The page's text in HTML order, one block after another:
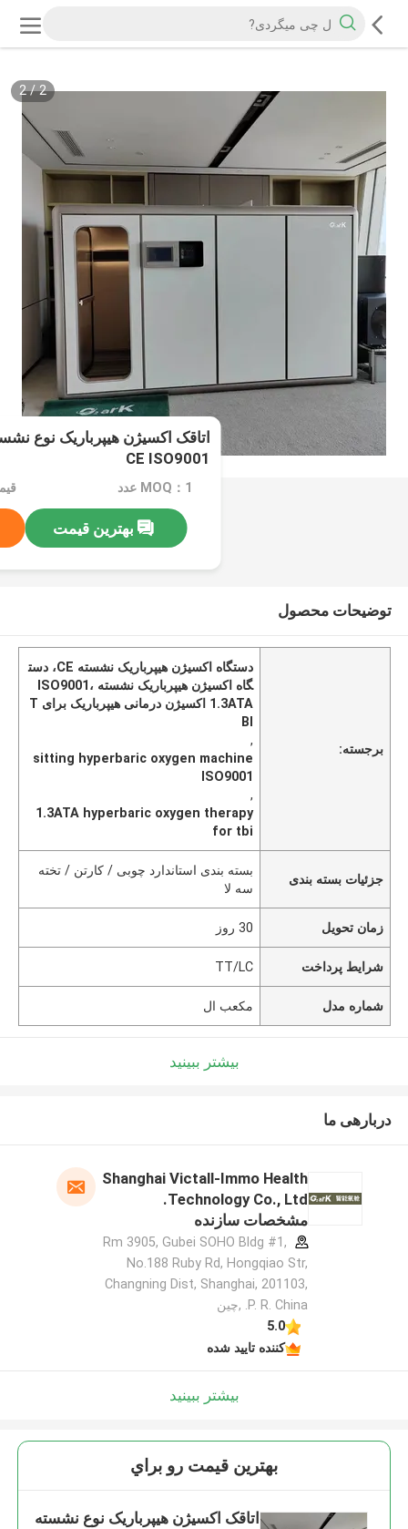
2
/
2
CE ISO9001
MOQ：1 عدد
بهترین قیمت
توضیحات محصول
برجسته:
دستگاه اکسیژن هیپرباریک نشسته CE، دست
گاه اکسیژن هیپرباریک نشسته ISO9001،
1.3ATA اکسیژن درمانی هیپرباریک برای T
BI
,
sitting hyperbaric oxygen machine
ISO9001
,
1.3ATA hyperbaric oxygen therapy
for tbi
جزئیات بسته بندی
بسته بندی استاندارد چوبی / کارتن / تخته
سه لا
زمان تحویل 30 روز
شرایط پرداخت TT/LC
شماره مدل مکعب ال
بیشتر ببینید
دربارهی ما
Shanghai Victall-Immo Health
Technology Co., Ltd.
مشخصات سازنده
Rm 3905, Gubei SOHO Bldg #1,
No.188 Ruby Rd, Hongqiao Str,
Changning Dist, Shanghai, 201103,
P. R. China. ,چین
5.0
کننده تایید شده
بیشتر ببینید
بهترين قيمت رو براي
اتاقک اکسیژن هیپرباریک نوع نشسته